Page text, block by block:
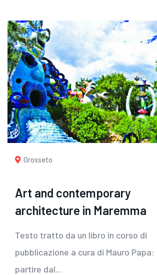
Grosseto
Art and contemporary
architecture in Maremma
Testo tratto da un libro in corso di
pubblicazione a cura di Mauro
partire dal...